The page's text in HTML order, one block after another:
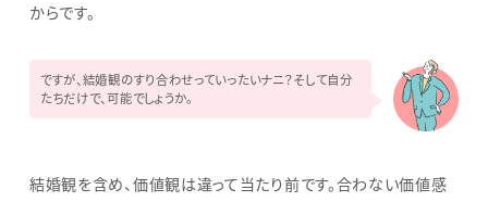
からです。
ですが、結婚観のすり合わせっていったいナニ？そして自分
たちだけで、可能でしょうか。
結婚観を含め、価値観は違って当たり前です。合わない価値感